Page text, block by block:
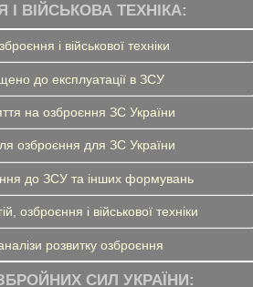
ВІЙСЬКОВА ТЕХНІКА:
і військової техніки
до експлуатації в ЗСУ
на озброєння ЗС України
озброєння для ЗС України
до ЗСУ та інших формувань
озброєння і військової техніки
розвитку озброєння
СИЛ УКРАЇНИ: